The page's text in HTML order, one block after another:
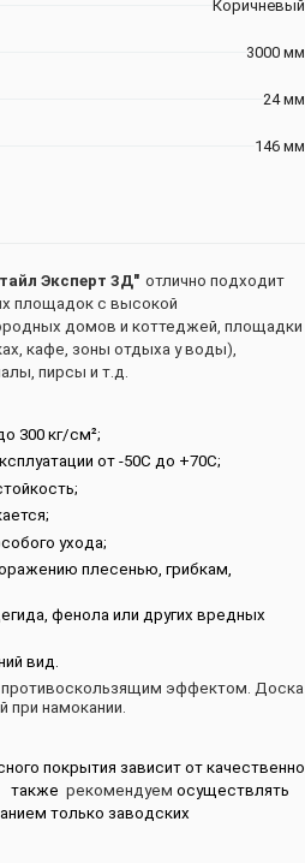
Коричневый
3000 мм
24 мм
146 мм
Эксперт 3Д" отлично подходит
площадок с высокой
домов и коттеджей, площадки
кафе, зоны отдыха у воды),
пирсы и т.д.
300 кг/см²;
от -50С до +70С;
ухода;
плесенью, грибкам,
фенола или других вредных
вид.
эффектом. Доска
при намокании.
покрытия зависит от качественно
также рекомендуем осуществлять
только заводских